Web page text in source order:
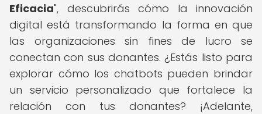
Eficacia", descubrirás cómo la innovación
digital está transformando la forma en que
las organizaciones sin fines de lucro se
conectan con sus donantes. ¿Estás listo para
explorar cómo los chatbots pueden brindar
un servicio personalizado que fortalece la
relación con tus donantes? ¡Adelante,